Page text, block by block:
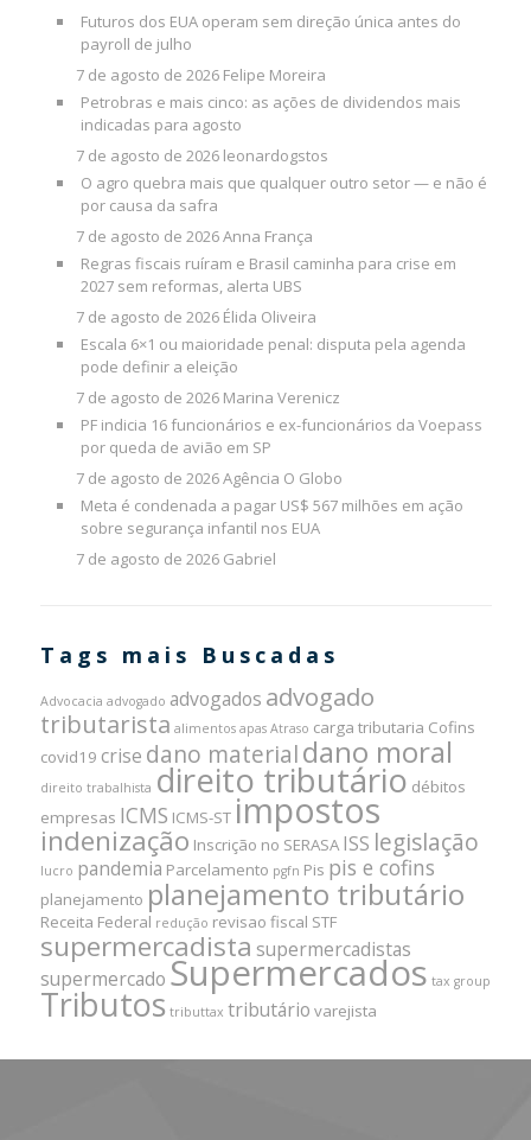
Futuros dos EUA operam sem direção única antes do
payroll de julho
7 de agosto de 2026 Felipe Moreira
Petrobras e mais cinco: as ações de dividendos mais
indicadas para agosto
7 de agosto de 2026 leonardogstos
O agro quebra mais que qualquer outro setor — e não é
por causa da safra
7 de agosto de 2026Anna França
Regras fiscais ruíram e Brasil caminha para crise em
2027 sem reformas, alerta UBS
7 de agosto de 2026 Élida Oliveira
Escala 6×1 ou maioridade penal: disputa pela agenda
pode definir a eleição
7 de agosto de 2026 Marina Verenicz
PF indicia 16 funcionários e ex-funcionários da Voepass
por queda de avião em SP
7 de agosto de 2026Agência O Globo
Meta é condenada a pagar US$ 567 milhões em ação
sobre segurança infantil nos EUA
7 de agosto de 2026 Gabriel
Tags mais Buscadas
Advocacia advogado advogados advogado
tributarista alimentos apas Atraso carga tributaria Cofins
covid19 crise dano materialdano moral
direito trabalhista direito tributário débitos
empresas ICMS ICMS-ST impostos
indenização Inscrição no SERASA ISS legislação
lucro pandemia Parcelamento pgfn Pis pis e cofins
planejamento planejamento tributário
Receita Federal redução revisao fiscal STF
supermercadista supermercadistas
supermercado Supermercados tax group
Tributos tributtax tributário varejista